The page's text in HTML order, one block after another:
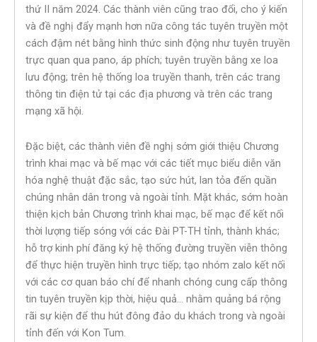
thứ II năm 2024. Các thành viên cũng trao đổi, cho ý kiến
và đề nghị đẩy mạnh hơn nữa công tác tuyên truyền một
cách đậm nét bằng hình thức sinh động như tuyên truyền
trực quan qua pano, áp phích; tuyên truyền bằng xe loa
lưu động; trên hệ thống loa truyền thanh, trên các trang
thông tin điện tử tại các địa phương và trên các trang
mạng xã hội.
Đặc biệt, các thành viên đề nghị sớm giới thiệu Chương
trình khai mạc và bế mạc với các tiết mục biểu diễn văn
hóa nghệ thuật đặc sắc, tạo sức hút, lan tỏa đến quần
chúng nhân dân trong và ngoài tỉnh. Mặt khác, sớm hoàn
thiện kịch bản Chương trình khai mạc, bế mạc để kết nối
thời lượng tiếp sóng với các Đài PT-TH tỉnh, thành khác;
hỗ trợ kinh phí đăng ký hệ thống đường truyền viễn thông
để thực hiện truyền hình trực tiếp; tạo nhóm zalo kết nối
với các cơ quan báo chí để nhanh chóng cung cấp thông
tin tuyên truyền kịp thời, hiệu quả… nhằm quảng bá rộng
rãi sự kiện để thu hút đông đảo du khách trong và ngoài
tỉnh đến với Kon Tum.